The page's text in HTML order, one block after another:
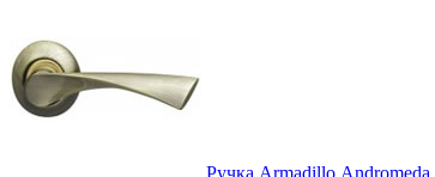
Ручка Armadillo Аndromeda